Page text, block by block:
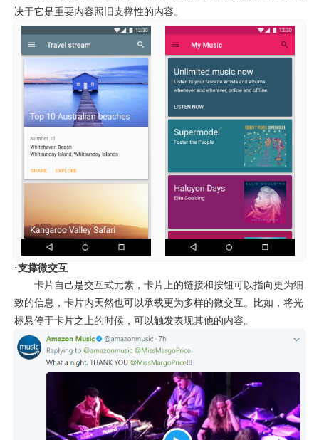
决于它是重要内容照旧支撑性的内容。
·支撑微交互
卡片自己是交互式元素，卡片上的链接和按钮可以指向更为细
致的信息，卡片内天然也可以承载更为多样的微交互。比如，将光
标悬停于卡片之上的时候，可以触发表现其他的内容。